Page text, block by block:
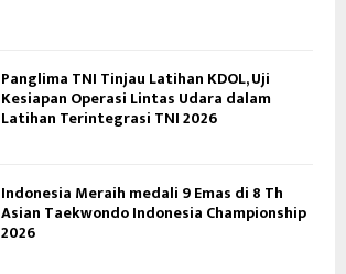
Panglima TNI Tinjau Latihan KDOL, Uji
Kesiapan Operasi Lintas Udara dalam
Latihan Terintegrasi TNI 2026
Indonesia Meraih medali 9 Emas di 8 Th
Asian Taekwondo Indonesia Championship
2026